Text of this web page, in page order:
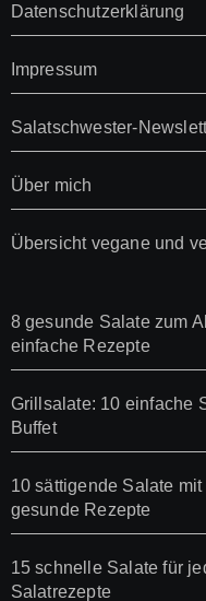
Datenschutzerklärung
Impressum
Salatschwester-
Über mich
Übersicht vegane und
8 gesunde Salate zum
einfache Rezepte
Grillsalate: 10 einfache
Buffet
10 sättigende Salate
gesunde Rezepte
15 schnelle Salate für
Salatrezepte